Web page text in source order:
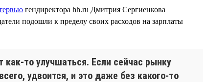
гендиректора hh.ru Дмитрия Сергиенкова
подошли к пределу своих расходов на зарплаты
то улучшаться. Если сейчас рынку
удвоится, и это даже без какого-то